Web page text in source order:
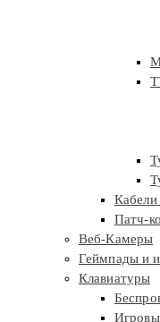
Кабели
Патч-
Веб-Камеры
Геймпады и
Клавиатуры